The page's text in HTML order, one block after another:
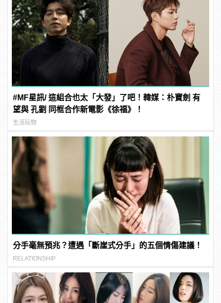
#MF星訊/ 這組合也太「大發」了吧！韓媒：朴寶劍 有
望與 孔劉 同框合作新電影《徐福》！
生活玩物
分手毫無預兆？遭遇「斷崖式分手」的五個情傷建議！
RELATIONSHIP